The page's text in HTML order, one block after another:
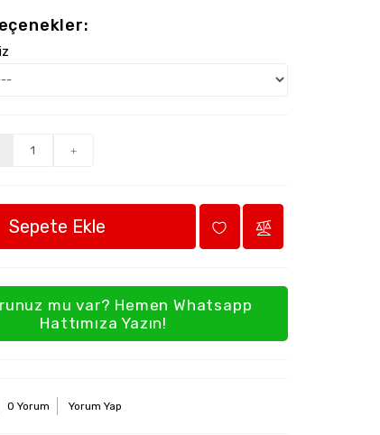
Sepete Ekle
mu var? Hemen Whatsapp
Hattımıza Yazın!
0 Yorum Yorum Yap